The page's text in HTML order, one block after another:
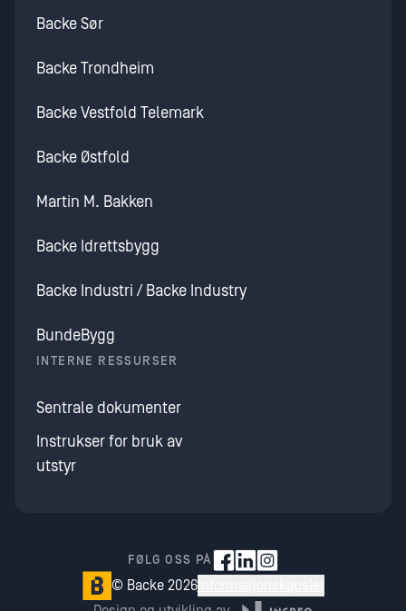
Backe Sør
Backe Trondheim
Backe Vestfold Telemark
Backe Østfold
Martin M. Bakken
Backe Idrettsbygg
Backe Industri / Backe Industry
BundeBygg
INTERNE RESSURSER
Sentrale dokumenter
Instrukser for bruk av
utstyr
FØLG OSS PÅ
© Backe 2026Informasjonskapsler